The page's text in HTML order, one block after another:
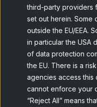
third-party providers
set out herein. Some
outside the EU/EEA.
in particular the USA
of data protection
the EU. There is a
agencies access this
cannot enforce your
“Reject All” means
10
Brand
Conoce a tu
marca con